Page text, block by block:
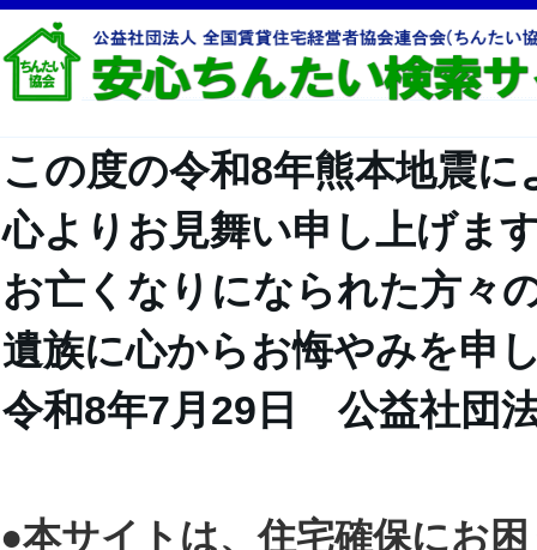
この度の令和8年熊本地震
心よりお見舞い申し上げま
お亡くなりになられた方々
遺族に心からお悔やみを申
令和8年7月29日 公益社団
●本サイトは、住宅確保にお